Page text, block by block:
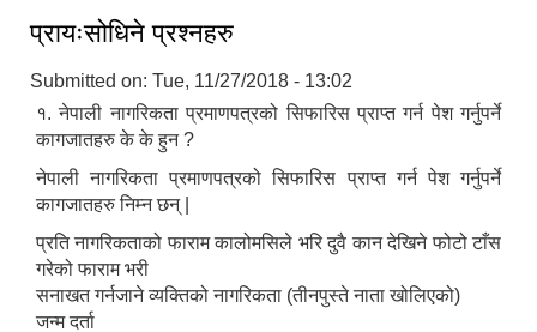
प्रायःसोधिने प्रश्नहरु
Submitted on: Tue, 11/27/2018 - 13:02
१. नेपाली नागरिकता प्रमाणपत्रको सिफारिस प्राप्त गर्न पेश गर्नुपर्ने
कागजातहरु के के हुन ?
नेपाली नागरिकता प्रमाणपत्रको सिफारिस प्राप्त गर्न पेश गर्नुपर्ने
कागजातहरु निम्न छन् |
प्रति नागरिकताको फाराम कालोमसिले भरि दुवै कान देखिने फोटो टाँस
गरेको फाराम भरी
सनाखत गर्नजाने व्यक्तिको नागरिकता (तीनपुस्ते नाता खोलिएको)
जन्म दर्ता